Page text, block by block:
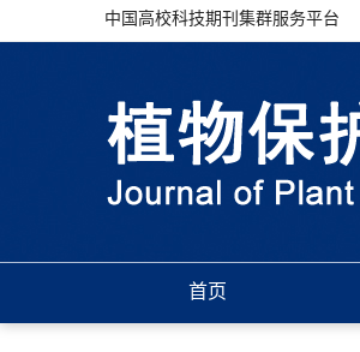
中国高校科技期刊集群服务平台
首页